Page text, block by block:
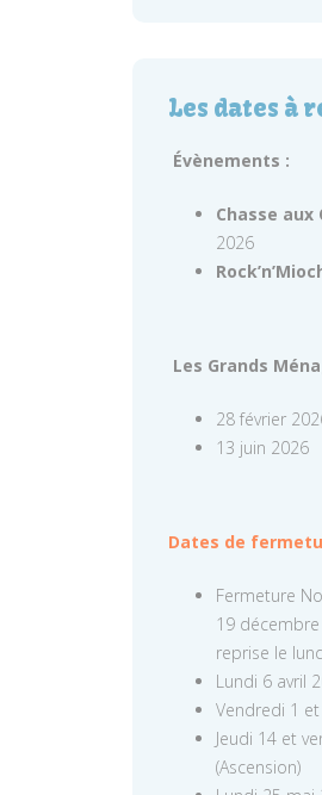
Les dates à
Évènements :
Chasse aux
2026
Les Grands
28 février
13 juin 2026
Dates de
Fermeture
19
reprise le
Lundi 6 avril
Vendredi 1
Jeudi 14 et
(Ascension)